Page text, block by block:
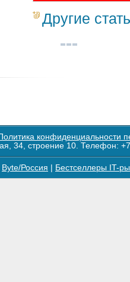
Другие
конфиденциальности
34, строение 10. Телефон:
Byte/Россия Бестселлеры IT-